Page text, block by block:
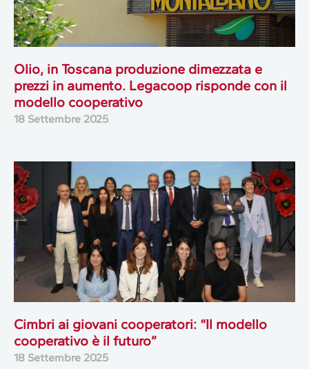
Olio, in Toscana produzione dimezzata e
prezzi in aumento. Legacoop risponde con il
modello cooperativo
18 Settembre 2025
Cimbri ai giovani cooperatori: “Il modello
cooperativo è il futuro”
18 Settembre 2025